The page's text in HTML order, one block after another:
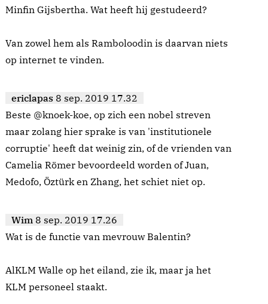
Minfin Gijsbertha. Wat heeft hij gestudeerd?
Van zowel hem als Ramboloodin is daarvan niets
op internet te vinden.
ericlapas 8 sep. 2019 17.32
Beste @knoek-koe, op zich een nobel streven
maar zolang hier sprake is van 'institutionele
corruptie' heeft dat weinig zin, of de vrienden van
Camelia Römer bevoordeeld worden of Juan,
Medofo, Öztürk en Zhang, het schiet niet op.
Wim 8 sep. 2019 17.26
Wat is de functie van mevrouw Balentin?
AlKLM Walle op het eiland, zie ik, maar ja het
KLM personeel staakt.